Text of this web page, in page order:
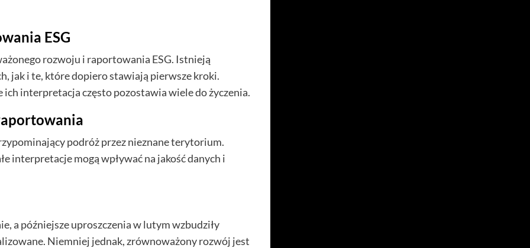
ESG
rozwoju i raportowania ESG. Istnieją
jak i te, które dopiero stawiają pierwsze kroki.
interpretacja często pozostawia wiele do życzenia.
podróż przez nieznane terytorium.
interpretacje mogą wpływać na jakość danych i
a późniejsze uproszczenia w lutym wzbudziły
Niemniej jednak, zrównoważony rozwój jest